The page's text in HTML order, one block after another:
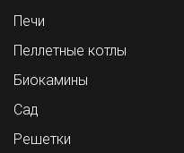
Печи
Пеллетные котлы
Биокамины
Сад
Решетки